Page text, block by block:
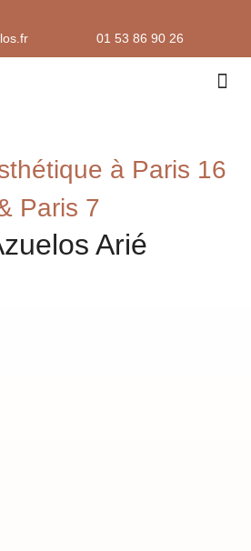
01 53 86 90 26
Arié
à Paris 16
Paris 7